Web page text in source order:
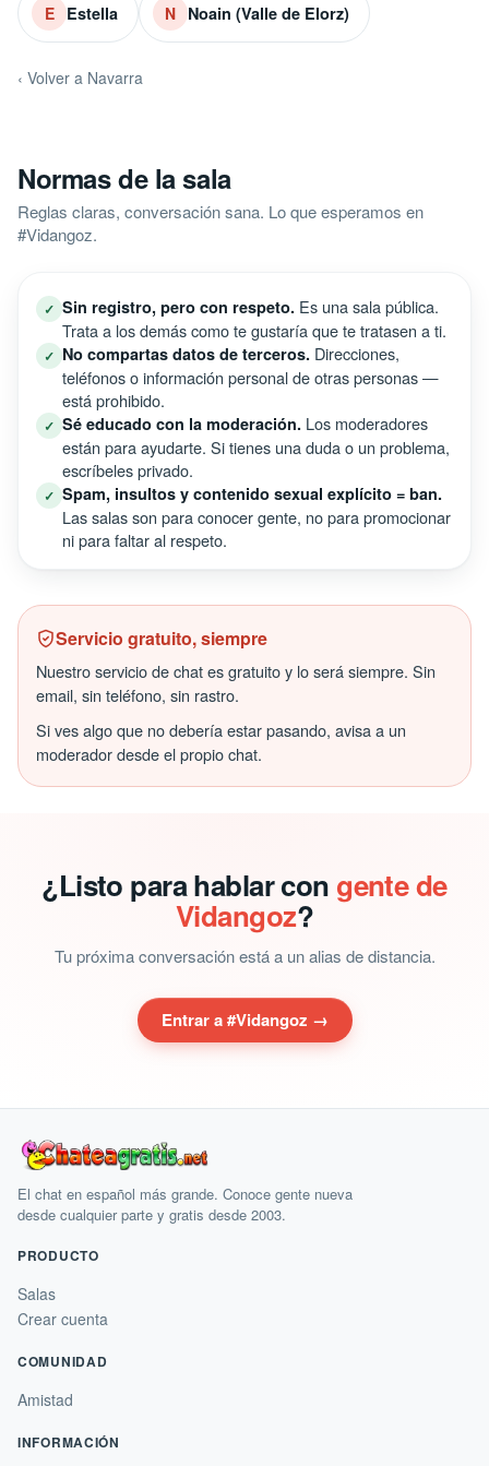
E Estella N Noain (Valle de Elorz)
‹ Volver a Navarra
Normas de la sala
Reglas claras, conversación sana. Lo que esperamos en
#Vidangoz.
✓ Sin registro, pero con respeto. Es una sala pública.
Trata a los demás como te gustaría que te tratasen a ti.
✓ No compartas datos de terceros. Direcciones,
teléfonos o información personal de otras personas —
está prohibido.
✓ Sé educado con la moderación. Los moderadores
están para ayudarte. Si tienes una duda o un problema,
escríbeles privado.
✓ Spam, insultos y contenido sexual explícito = ban.
Las salas son para conocer gente, no para promocionar
ni para faltar al respeto.
Servicio gratuito, siempre
Nuestro servicio de chat es gratuito y lo será siempre. Sin
email, sin teléfono, sin rastro.
Si ves algo que no debería estar pasando, avisa a un
moderador desde el propio chat.
¿Listo para hablar con gente de
Vidangoz?
Tu próxima conversación está a un alias de distancia.
Entrar a #Vidangoz →
El chat en español más grande. Conoce gente nueva
desde cualquier parte y gratis desde 2003.
PRODUCTO
Salas
Crear cuenta
COMUNIDAD
Amistad
INFORMACIÓN